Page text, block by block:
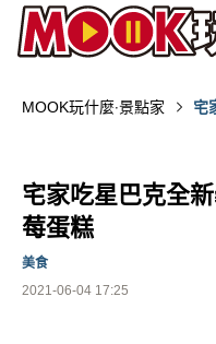
MOOK玩什麼‧景點家
宅
宅家吃星巴克全
莓蛋糕
2021-06-04 17:25
美食